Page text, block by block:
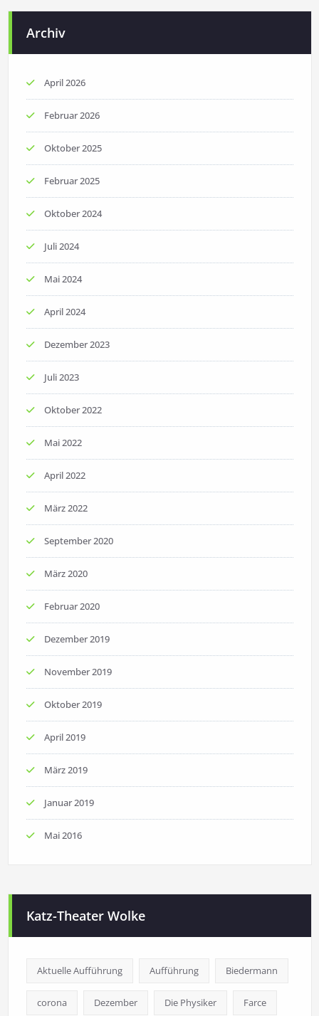
Archiv
April 2026
Februar 2026
Oktober 2025
Februar 2025
Oktober 2024
Juli 2024
Mai 2024
April 2024
Dezember 2023
Juli 2023
Oktober 2022
Mai 2022
April 2022
März 2022
September 2020
März 2020
Februar 2020
Dezember 2019
November 2019
Oktober 2019
April 2019
März 2019
Januar 2019
Mai 2016
Katz-Theater Wolke
Aktuelle Aufführung Aufführung Biedermann
corona Dezember Die Physiker Farce